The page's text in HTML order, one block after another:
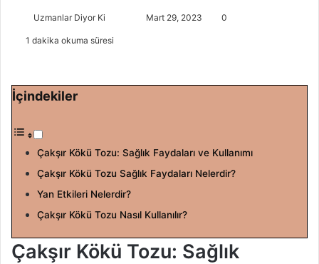
Uzmanlar Diyor Ki
o
X
-
t
a
g
d
Mart 29, 2023 0
1 dakika okuma süresi
İçindekiler
Çakşır Kökü Tozu: Sağlık Faydaları ve Kullanımı
Çakşır Kökü Tozu Sağlık Faydaları Nelerdir?
Yan Etkileri Nelerdir?
Çakşır Kökü Tozu Nasıl Kullanılır?
Çakşır Kökü Tozu: Sağlık